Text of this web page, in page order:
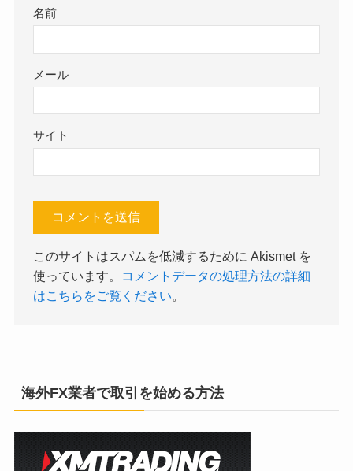
名前
メール
サイト
このサイトはスパムを低減するために Akismet を
使っています。
コメントデータの処理方法の詳細
はこちらをご覧ください。
海外FX業者で取引を始める方法